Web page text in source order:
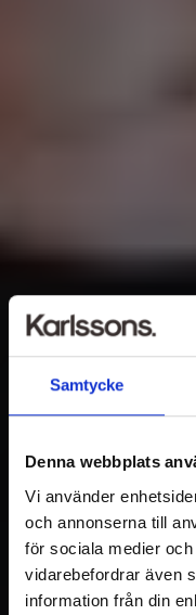
Samtycke
Denna webbplats
Vi använder
och annonserna till
för sociala medier
vidarebefordrar även
information från din